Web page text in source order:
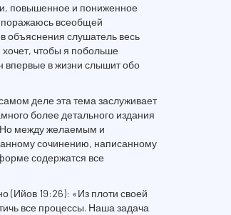
повышенное и пониженное
поражаюсь всеобщей
объяснения слушатель весь
чтобы я побольше
впервые в жизни слышит обо
деле эта тема заслуживает
более детального издания
Но между желаемым и
сочинению, написанному
содержатся все
(Ийов 19:26): «Из плоти своей
все процессы. Наша задача